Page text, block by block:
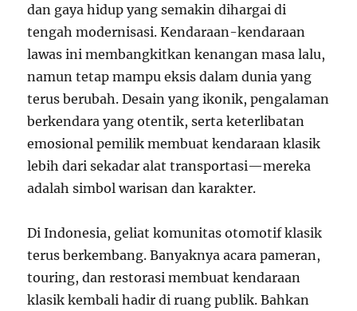
dan gaya hidup yang semakin dihargai di
tengah modernisasi. Kendaraan-kendaraan
lawas ini membangkitkan kenangan masa lalu,
namun tetap mampu eksis dalam dunia yang
terus berubah. Desain yang ikonik, pengalaman
berkendara yang otentik, serta keterlibatan
emosional pemilik membuat kendaraan klasik
lebih dari sekadar alat transportasi—mereka
adalah simbol warisan dan karakter.
Di Indonesia, geliat komunitas otomotif klasik
terus berkembang. Banyaknya acara pameran,
touring, dan restorasi membuat kendaraan
klasik kembali hadir di ruang publik. Bahkan